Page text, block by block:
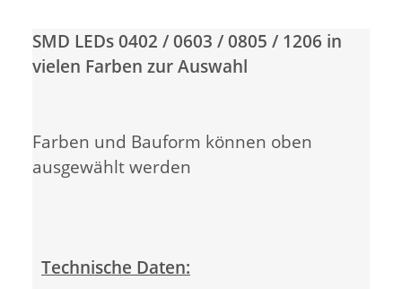
SMD LEDs 0402 / 0603 / 0805 / 1206 in
vielen Farben zur Auswahl
Farben und Bauform können oben
ausgewählt werden
Technische Daten: